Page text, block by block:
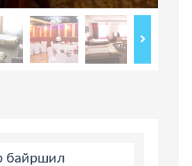
байршил